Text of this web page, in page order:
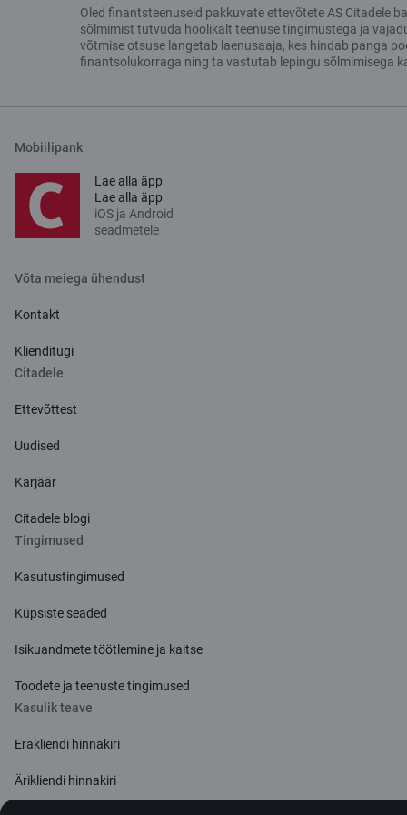
Oled finantsteenuseid pakkuvate ettevõtete AS Citadele
sõlmimist tutvuda hoolikalt teenuse tingimustega ja
võtmise otsuse langetab laenusaaja, kes hindab panga
finantsolukorraga ning ta vastutab lepingu sõlmimisega
Mobiilipank
Lae alla äpp
Lae alla äpp
iOS ja Android
seadmetele
Võta meiega ühendust
Kontakt
Klienditugi
Citadele
Ettevõttest
Uudised
Karjäär
Citadele blogi
Tingimused
Kasutustingimused
Küpsiste seaded
Isikuandmete töötlemine ja kaitse
Toodete ja teenuste tingimused
Kasulik teave
Erakliendi hinnakiri
Ärikliendi hinnakiri